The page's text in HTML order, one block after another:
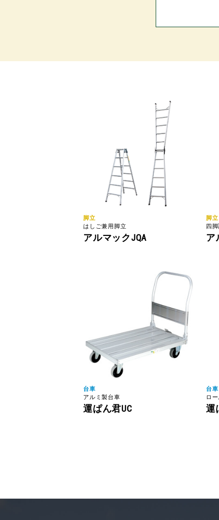
脚立
はしご兼用脚立
アルマックJQA
脚立
四
ア
台車
アルミ製台車
運ぱん君UC
台車
ロ
運